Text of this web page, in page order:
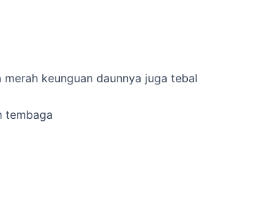
keunguan daunnya juga tebal
tembaga